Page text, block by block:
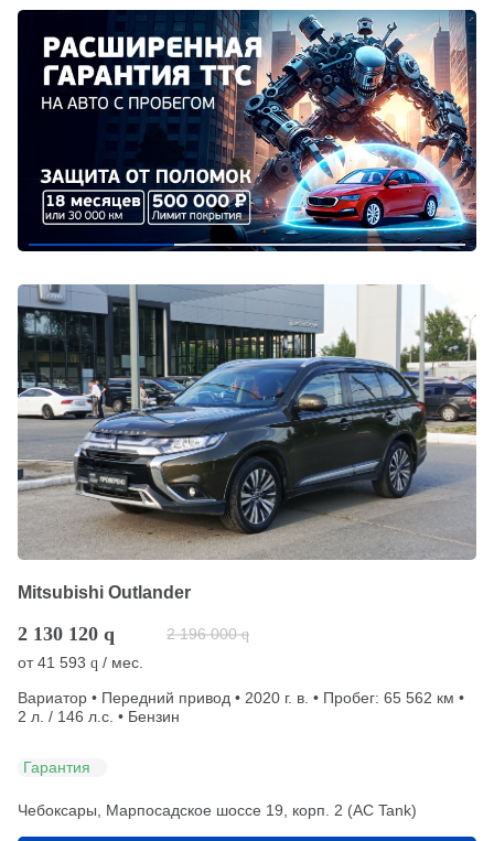
Mitsubishi Outlander
2 130 120 q 2 196 000 q
от41 593 q / мес.
Вариатор • Передний привод • 2020 г. в. • Пробег: 65 562 км •
2 л. / 146 л.с. • Бензин
Гарантия
Чебоксары, Марпосадское шоссе 19, корп. 2 (АС Tank)